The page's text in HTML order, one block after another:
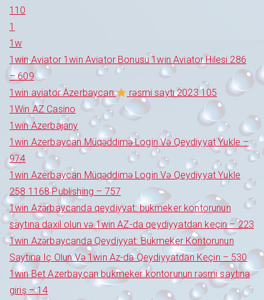
110
1
1w
1win Aviator 1win Aviator Bonusu 1win Aviator Hilesi 286
– 609
1win aviator Azerbaycan
rəsmi saytı 2023 105
1Win AZ Casino
1win Azerbajany
1win Azerbaycan Müqəddimə Login Və Qeydiyyat Yukle –
974
1win Azerbaycan Müqəddimə Login Və Qeydiyyat Yukle
258 1168 Publishing – 757
1win Azərbaycanda qeydiyyat: bukmeker kontorunun
saytına daxil olun və 1win AZ-da qeydiyyatdan keçin – 223
1win Azərbaycanda Qeydiyyat: Bukmeker Kontorunun
Saytına Iç Olun Və 1win Az-da Qeydiyyatdan Keçin – 530
1win Bet Azerbaycan bukmeker kontorunun rəsmi saytına
giriş – 14